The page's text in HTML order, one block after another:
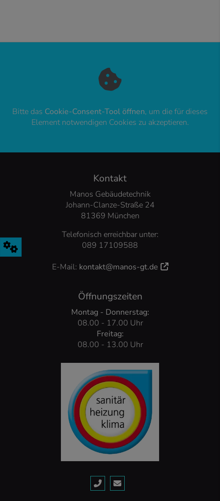
Bitte das Cookie-Consent-Tool öffnen, um die für dieses
Element notwendigen Cookies zu akzeptieren.
FOOTER - KONTAKTDATEN UND
Kontakt
Manos Gebäudetechnik
Johann-Clanze-Straße 24
81369 München
Telefonisch erreichbar unter:
089 17109588
E-Mail: kontakt@manos-gt.de
Öffnungszeiten
Montag - Donnerstag:
08.00 - 17.00 Uhr
Freitag:
08.00 - 13.00 Uhr